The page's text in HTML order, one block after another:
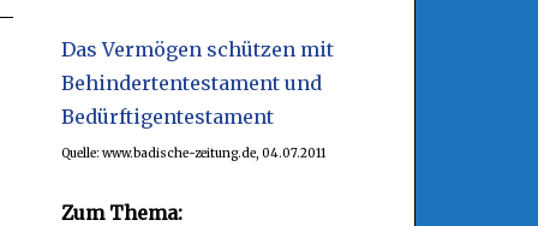
Das Vermögen schützen mit
Behindertentestament und
Bedürftigentestament
Quelle: www.badische-zeitung.de, 04.07.2011
Zum Thema: